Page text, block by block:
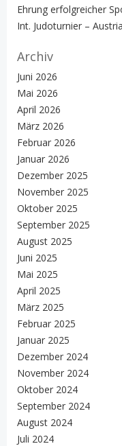
Ehrung erfolgreicher
Int. Judoturnier –
Archiv
Juni 2026
Mai 2026
April 2026
März 2026
Februar 2026
Januar 2026
Dezember 2025
November 2025
Oktober 2025
September 2025
August 2025
Juni 2025
Mai 2025
April 2025
März 2025
Februar 2025
Januar 2025
Dezember 2024
November 2024
Oktober 2024
September 2024
August 2024
Juli 2024